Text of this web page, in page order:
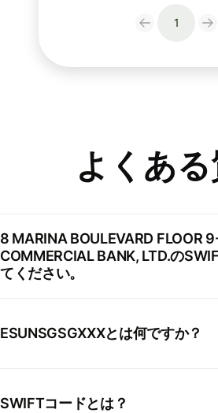
1
よくある
8 MARINA BOULEVARD FLOOR
COMMERCIAL BANK, LTD.の
てください。
ESUNSGSGXXXとは何ですか？
SWIFTコードとは？